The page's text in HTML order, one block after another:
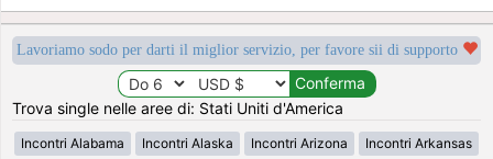
Lavoriamo sodo per darti il miglior servizio, per favore sii di supporto
Trova single nelle aree di: Stati Uniti d'America
Incontri Alabama Incontri Alaska Incontri Arizona Incontri Arkansas